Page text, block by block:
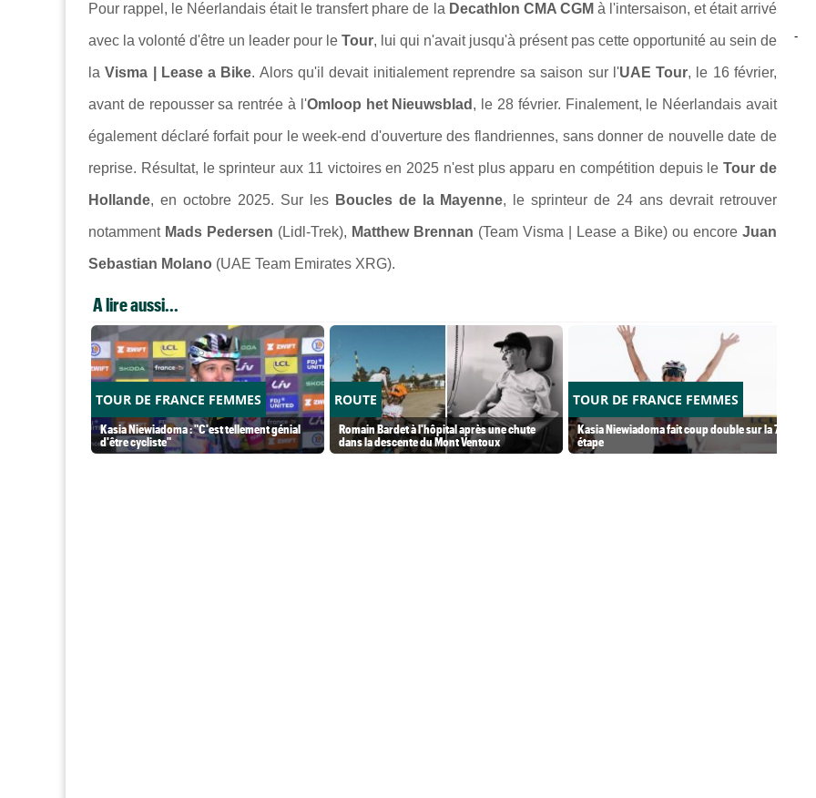
Pour rappel, le Néerlandais était le transfert phare de la Decathlon CMA CGM à l'intersaison, et était arrivé
avec la volonté d'être un leader pour le Tour, lui qui n'avait jusqu'à présent pas cette opportunité au sein de
laVisma | Lease a Bike. Alors qu'il devait initialement reprendre sa saison sur l'UAE Tour, le 16 février,
avant de repousser sa rentrée à l'Omloop het Nieuwsblad , le 28 février. Finalement, le Néerlandais avait
également déclaré forfait pour le week-end d'ouverture des flandriennes, sans donner de nouvelle date de
reprise. Résultat, le sprinteur aux 11 victoires en 2025 n'est plus apparu en compétition depuis leTour de
Hollande, en octobre 2025. Sur les Boucles de la Mayenne, le sprinteur de 24 ans devrait retrouver
notamment Mads Pedersen (Lidl-Trek), Matthew Brennan (Team Visma | Lease a Bike) ou encore Juan
Sebastian Molano (UAE Team Emirates XRG).
A lire aussi...
TOUR DE FRANCE FEMMES
Kasia Niewiadoma : "C'est tellement génial
d'être cycliste"
ROUTE
Romain Bardet à l'hôpital après une chute
dans la descente du Mont Ventoux
TOUR DE FRANCE FEMMES
Kasia Niewiadoma fait coup double sur la 7e
étape
-